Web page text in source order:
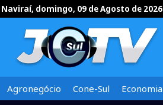
Naviraí, domingo, 09 de Agosto de 2026
Agronegócio Cone-Sul Economia